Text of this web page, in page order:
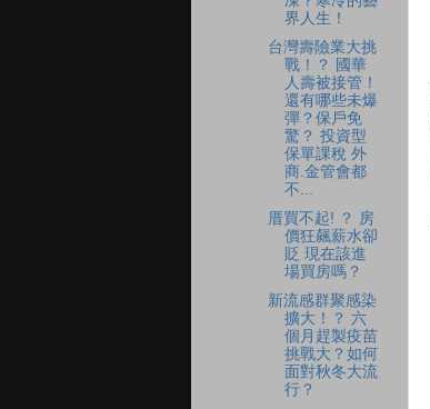
界人生！
台灣壽險業大挑
戰！？ 國華
人壽被接管！
還有哪些未爆
彈？保戶免
驚？ 投資型
保單課稅 外
商.金管會都
不...
厝買不起! ？ 房
價狂飆薪水卻
貶 現在該進
場買房嗎？
新流感群聚感染
擴大！？ 六
個月趕製疫苗
挑戰大？如何
面對秋冬大流
行？